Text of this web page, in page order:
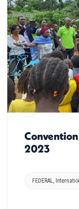
2023
FEDERAL,